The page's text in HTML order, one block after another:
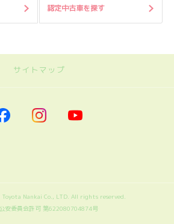
認定中古車を探す
サイトマップ
南海
Nankai Co., LTD. All rights reserved.
安委員会許可 第622080704874号